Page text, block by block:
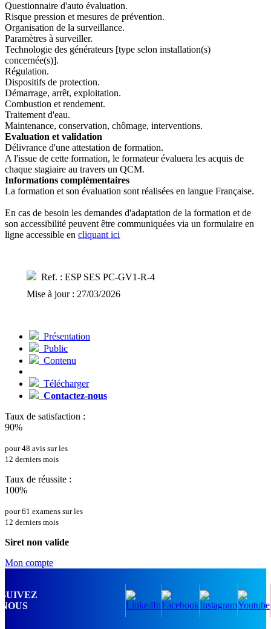
Questionnaire d'auto évaluation.
Risque pression et mesures de prévention.
Organisation de la surveillance.
Paramètres à surveiller.
Technologie des générateurs [type selon installation(s)
concernée(s)].
Régulation.
Dispositifs de protection.
Démarrage, arrêt, exploitation.
Combustion et rendement.
Traitement d'eau.
Maintenance, conservation, chômage, interventions.
Evaluation et validation
Délivrance d'une attestation de formation.
A l'issue de cette formation, le formateur évaluera les acquis de
chaque stagiaire au travers un QCM.
Informations complémentaires
La formation et son évaluation sont réalisées en langue Française.
En cas de besoin les demandes d'adaptation de la formation et de
son accessibilité peuvent être communiquées via un formulaire en
ligne accessible en cliquant ici
Ref. : ESP SES PC-GV1-R-4
Mise à jour : 27/03/2026
Présentation
Public
Contenu
Télécharger
Contactez-nous
Taux de satisfaction :
90%
pour 48 avis sur les
12 derniers mois
Taux de réussite :
100%
pour 61 examens sur les
12 derniers mois
Siret non valide
Mon compte
SUIVEZ
NOUS